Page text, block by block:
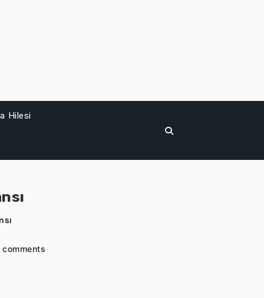
Hilesi
comments